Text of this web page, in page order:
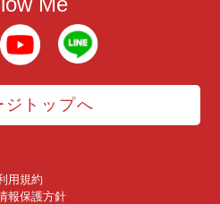
ジトップへ
用規約
報保護方針